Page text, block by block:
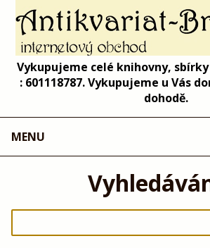
Vykupujeme celé knihovny,
: 601118787. Vykupujeme u Vás
dohodě.
MENU